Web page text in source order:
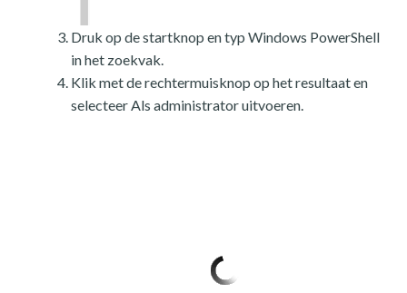
Druk op de startknop en typ Windows PowerShell
in het zoekvak.
Klik met de rechtermuisknop op het resultaat en
selecteer Als administrator uitvoeren.